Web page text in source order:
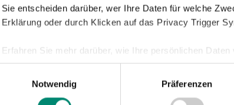
Sie entscheiden darüber, wer Ihre Daten für welche
Erklärung oder durch Klicken auf das Privacy Trigger
Erfahren Sie mehr darüber, wie Ihre persönlichen
Einzelheitenfest.
Wir verwenden Cookies, um Inhalte und Anzeigen zu
Notwendig
Präferenzen